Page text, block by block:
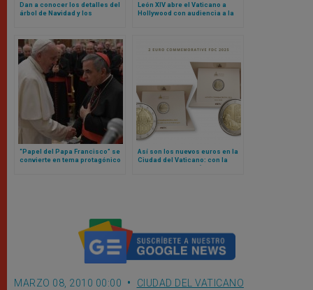
Dan a conocer los detalles del
árbol de Navidad y los
León XIV abre el Vaticano a
Hollywood con audiencia a la
“Papel del Papa Francisco” se
convierte en tema protagónico
Así son los nuevos euros en la
Ciudad del Vaticano: con la
imagen de Miguel Ángel y la
MARZO 08, 2010 00:00 CIUDAD DEL VATICANO